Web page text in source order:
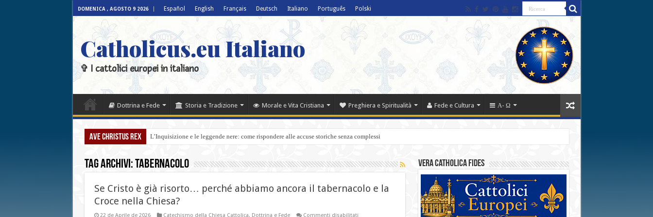
DOMENICA , AGOSTO 9 2026 Español English Français Deutsch Italiano Português Polski
Catholicus.eu Italiano
✞ I cattolici europei in italiano
Dottrina e Fede Storia e Tradizione Morale e Vita Cristiana Preghiera e Spiritualità Fede e Cultura Α- Ω
Ave Christus Rex L’Inquisizione e le leggende nere: come rispondere alle accuse storiche senza complessi
Tag Archivi:Tabernacolo
Se Cristo è già risorto… perché abbiamo ancora il tabernacolo e la
Croce nella Chiesa?
22 de Aprile de 2026 Catechismo della Chiesa Cattolica, Dottrina e Fede Commenti disabilitatisu
Vera catholica fides